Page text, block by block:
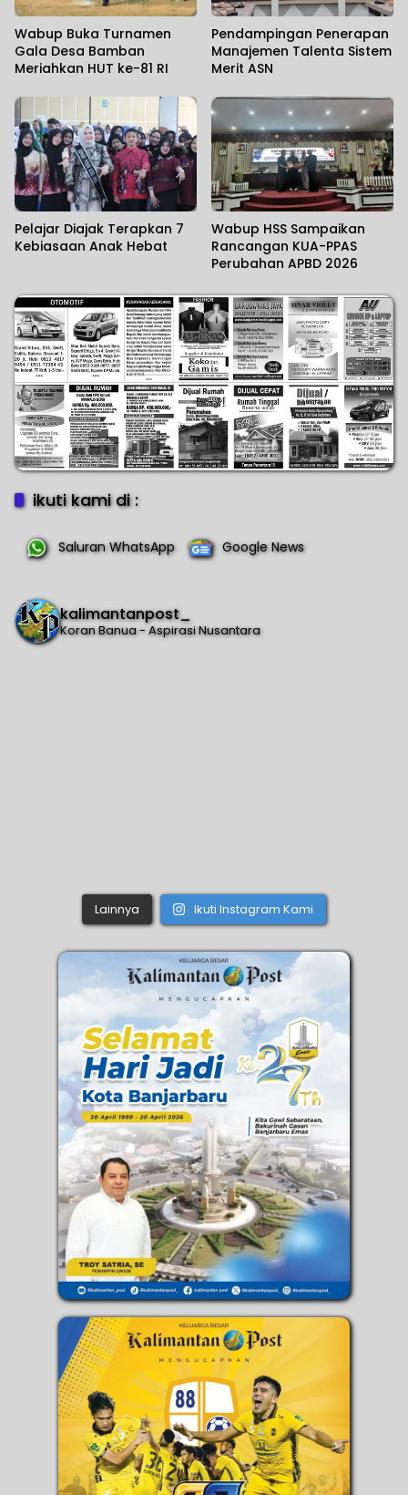
Wabup Buka Turnamen
Gala Desa Bamban
Meriahkan HUT ke-81 RI
Pendampingan Penerapan
Manajemen Talenta Sistem
Merit ASN
Pelajar Diajak Terapkan 7
Kebiasaan Anak Hebat
Wabup HSS Sampaikan
Rancangan KUA-PPAS
Perubahan APBD 2026
ikuti kami di :
Saluran WhatsApp Google News
kalimantanpost_
Koran Banua - Aspirasi Nusantara
Lainnya Ikuti Instagram Kami